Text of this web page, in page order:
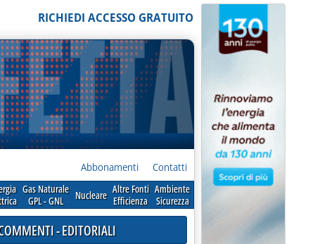
RICHIEDI ACCESSO GRATUITO
Abbonamenti Contatti
Gas Naturale
GPL - GNL
Nucleare Altre Fonti
Efficienza
Ambiente
Sicurezza
- EDITORIALI